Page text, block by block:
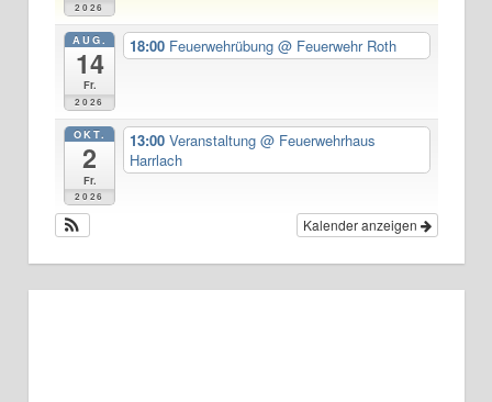
2026
AUG.
14
Fr.
2026
18:00 Feuerwehrübung@ Feuerwehr Roth
OKT.
2
Fr.
2026
13:00Veranstaltung@ Feuerwehrhaus
Harrlach
Kalender anzeigen